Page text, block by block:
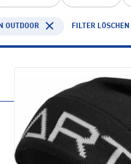
OUTDOOR FILTER LÖSCHEN